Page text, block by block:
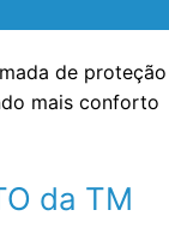
de proteção
mais conforto
da TM